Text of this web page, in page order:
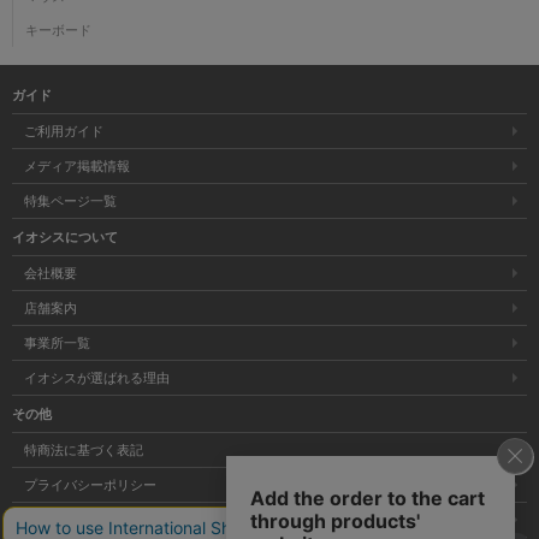
キーボード
ガイド
ご利用ガイド
メディア掲載情報
特集ページ一覧
イオシスについて
会社概要
店舗案内
事業所一覧
イオシスが選ばれる理由
その他
特商法に基づく表記
プライバシーポリシー
サイトマップ